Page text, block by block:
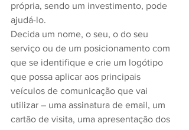
própria, sendo um investimento, pode
ajudá-lo.
Decida um nome, o seu, o do seu
serviço ou de um posicionamento com
que se identifique e crie um logótipo
que possa aplicar aos principais
veículos de comunicação que vai
utilizar – uma assinatura de email, um
cartão de visita, uma apresentação dos